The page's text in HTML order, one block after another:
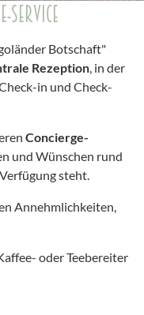
SERVICE
Botschaft"
Rezeption, in der
in und Check-
Concierge-
und Wünschen rund
steht.
Annehmlichkeiten,
oder Teebereiter